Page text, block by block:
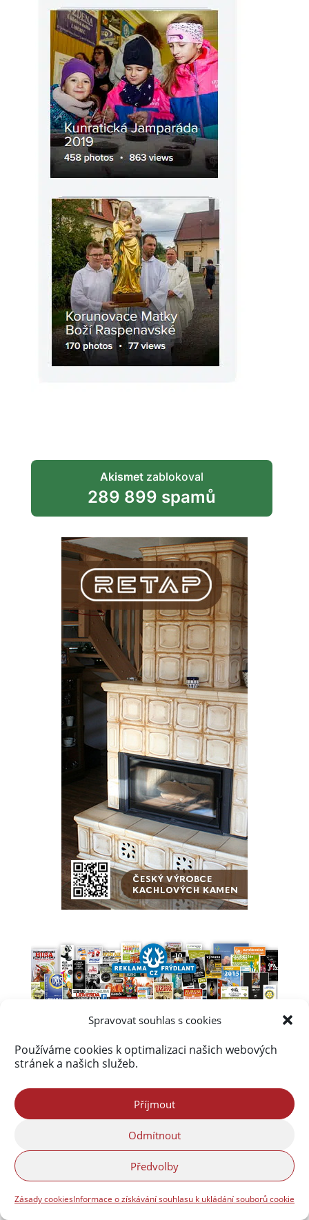
Spravovat souhlas s cookies
Používáme cookies k optimalizaci našich webových
stránek a našich služeb.
Příjmout
Odmítnout
Předvolby
Zásady cookiesInformace o získávání souhlasu k ukládání souborů cookie
Akismetzablokoval
289 899 spamů